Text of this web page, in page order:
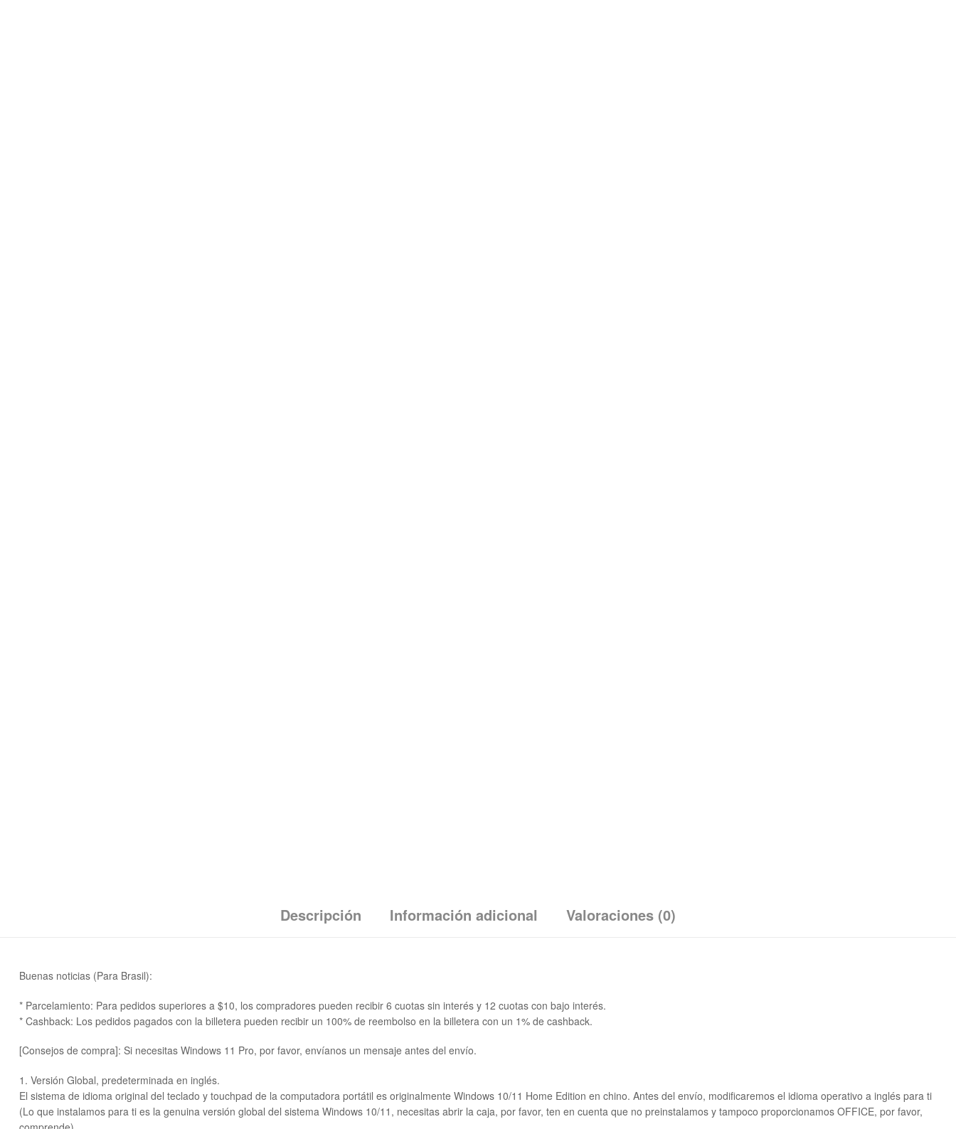
Descripción Información adicional Valoraciones (0)
Buenas noticias (Para Brasil):
* Parcelamiento: Para pedidos superiores a $10, los compradores pueden recibir 6 cuotas sin interés y 12 cuotas con bajo interés.
* Cashback: Los pedidos pagados con la billetera pueden recibir un 100% de reembolso en la billetera con un 1% de cashback.
[Consejos de compra]: Si necesitas Windows 11 Pro, por favor, envíanos un mensaje antes del envío.
1. Versión Global, predeterminada en inglés.
El sistema de idioma original del teclado y touchpad de la computadora portátil es originalmente Windows 10/11 Home Edition en chino. Antes del envío, modificaremos el idioma operativo a inglés para ti
(Lo que instalamos para ti es la genuina versión global del sistema Windows 10/11, necesitas abrir la caja, por favor, ten en cuenta que no preinstalamos y tampoco proporcionamos OFFICE, por favor,